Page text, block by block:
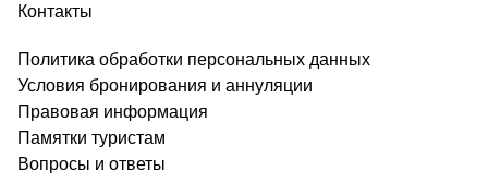
Контакты
Политика обработки персональных данных
Условия бронирования и аннуляции
Правовая информация
Памятки туристам
Вопросы и ответы